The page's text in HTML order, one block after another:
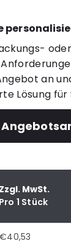
an
Lösung für
Zzgl. MwSt.
Pro 1 Stück
€40,53